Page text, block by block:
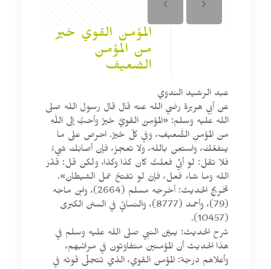
المؤمن القوي خير
من المؤمن
الضعيف
عبد الرشيد الندوي
عن أبي هريرة رضي الله عنه قال قال رسول الله صلى
الله عليه وسلم: «المؤمِنُ القويُّ خيرٌ وأحبُّ إلى اللَّهِ
منَ المؤمنِ الضَّعيفِ، وفي كلّ خيرٌ. احرِص على ما
ينفعُكَ، واستعِن بالله، ولا تعجِزْ، فإن أصابَك شيءٌ
فلا تقل: لو أنِّي فعلتُ كان كذا وكذا، ولكن قل: قدَّرَ
الله وما شاء فعل، فإنَّ لو تفتحُ عملَ الشيطانِ».
تخريج الحديث: أخرجه مسلم (2664)، وابن ماجه
(79)، وأحمد (8777)، والنسائي في السنن الكبرى
(10457).
شرح الحديث: يبيّن النبي صلى الله عليه وسلم في
هذا الحديث أن المؤمنين متفاوتون في مراتبهم،
وأعلاهم درجة: المؤمن القوي، الذي تتجلّى قوته في